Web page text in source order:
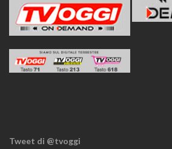
Tweet di @tvoggi